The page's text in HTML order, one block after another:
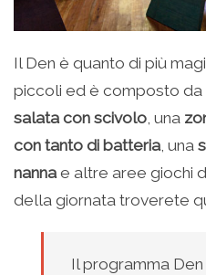
Il Den è quanto di più
piccoli ed è composto da
salata con scivolo, una
con tanto di batteria, una
nannae altre aree giochi
della giornata troverete
Il programma